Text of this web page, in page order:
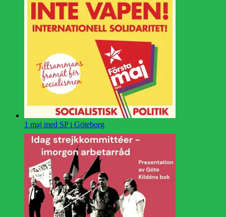
1 maj med SP i Göteborg